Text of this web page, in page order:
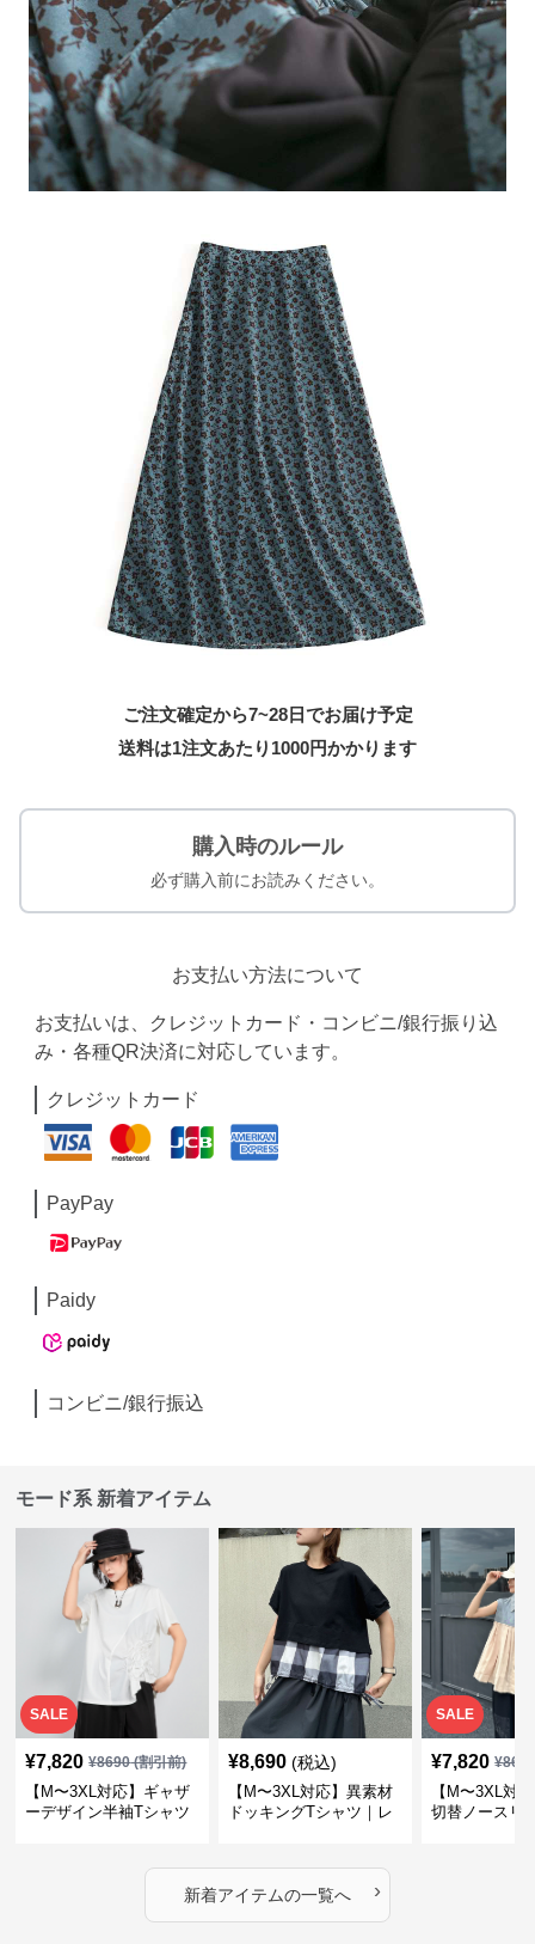
ご注文確定から7~28日でお届け予定
送料は1注文あたり 1000円かかります
購入時のルール
必ず購入前にお読みください。
お支払い方法について
お支払いは、クレジットカード・コンビニ/銀行振り込
み・各種QR決済に対応しています。
クレジットカード
PayPay
Paidy
コンビニ/銀行振込
モード系 新着アイテム
SALE
¥7,820 ¥8690(割引前)
【M〜3XL対応】ギャザ
ーデザイン半袖Tシャツ
¥8,690 (税込)
【M〜3XL対応】異素材
ドッキングTシャツ｜レ
カバー・大人モード
SALE
¥7,820 ¥
【M〜3XL対
切替ノースリ
新着アイテムの一覧へ ›